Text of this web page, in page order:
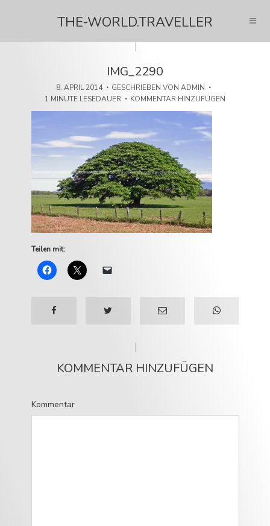
THE-WORLD.TRAVELLER
IMG_2290
8. APRIL 2014 GESCHRIEBEN VON ADMIN
1 MINUTE LESEDAUER
KOMMENTAR HINZUFÜGEN
Teilen mit:
KOMMENTAR HINZUFÜGEN
Kommentar